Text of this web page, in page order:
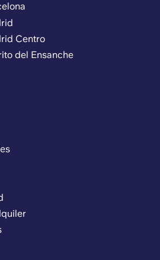
Centro
del Ensanche